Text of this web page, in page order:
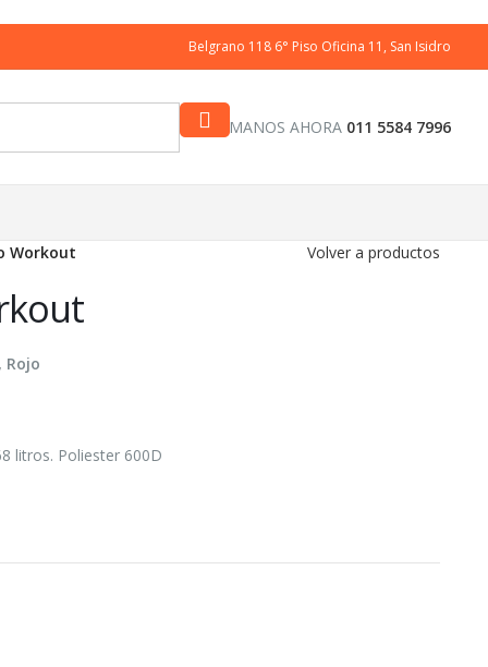
Belgrano 118 6° Piso Oficina 11, San Isidro
LLAMANOS AHORA 011 5584 7996
Workout Volver a productos
Rojo
litros. Poliester 600D